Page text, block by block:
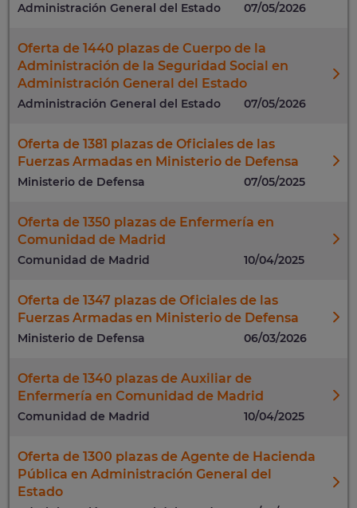
Administración General del Estado 07/05/2026
Oferta de 1440 plazas de Cuerpo de la
Administración de la Seguridad Social en
Administración General del Estado
Administración General del Estado 07/05/2026
Oferta de 1381 plazas de Oficiales de las
Fuerzas Armadas en Ministerio de Defensa
Ministerio de Defensa 07/05/2025
Oferta de 1350 plazas de Enfermería en
Comunidad de Madrid
Comunidad de Madrid 10/04/2025
Oferta de 1347 plazas de Oficiales de las
Fuerzas Armadas en Ministerio de Defensa
Ministerio de Defensa 06/03/2026
Oferta de 1340 plazas de Auxiliar de
Enfermería en Comunidad de Madrid
Comunidad de Madrid 10/04/2025
Oferta de 1300 plazas de Agente de Hacienda
Pública en Administración General del
Estado